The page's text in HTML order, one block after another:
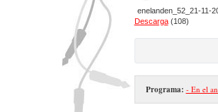
enelanden_52_21-11-
Descarga(108)
Programa: - En el